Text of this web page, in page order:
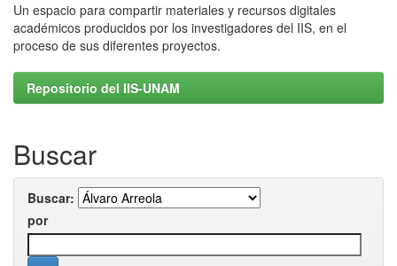
Un espacio para compartir materiales y recursos digitales
académicos producidos por los investigadores del IIS, en el
proceso de sus diferentes proyectos.
Repositorio del IIS-UNAM
Buscar
Buscar:
por